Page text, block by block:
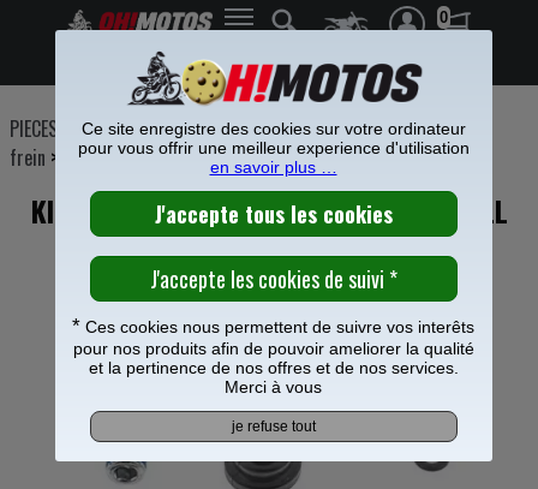
0
Frais de port offerts à partir de 49€
PIECES MOTO>Freinage>Etrier Maitre cylindre frein>Etrier de
frein >
KIT REPARATION ETRIER FREIN AVANT ALL
BALLS POUR YAMAHA 400 WR-F
Ce site enregistre des cookies sur votre ordinateur
pour vous offrir une meilleur experience d'utilisation
en savoir plus …
* Ces cookies nous permettent de suivre vos interêts
pour nos produits afin de pouvoir ameliorer la qualité
et la pertinence de nos offres et de nos services.
Merci à vous